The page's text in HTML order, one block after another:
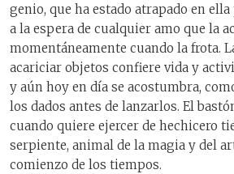
genio, que ha estado atrapado en
a la espera de cualquier amo que la
momentáneamente cuando la frota.
acariciar objetos confiere vida y
y aún hoy en día se acostumbra,
los dados antes de lanzarlos. El
cuando quiere ejercer de hechicero
serpiente, animal de la magia y del
comienzo de los tiempos.